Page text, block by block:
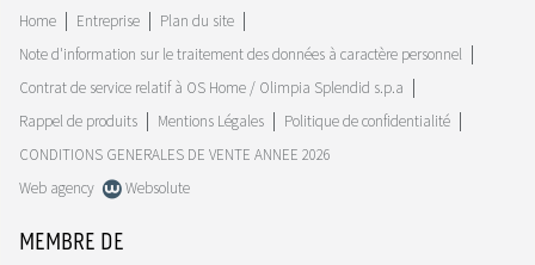
Home
Entreprise
Plan du site
Note d'information sur le traitement des données à caractère personnel
Contrat de service relatif à OS Home / Olimpia Splendid s.p.a
Rappel de produits
Mentions Légales
Politique de confidentialité
CONDITIONS GENERALES DE VENTE ANNEE 2026
Web agency
Websolute
MEMBRE DE